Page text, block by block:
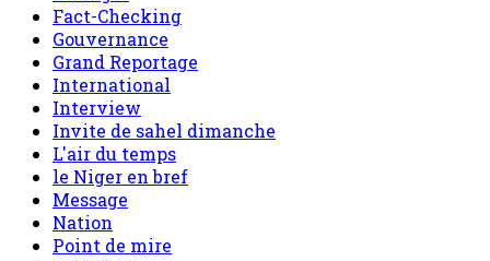
Fact-Checking
Gouvernance
Grand Reportage
International
Interview
Invite de sahel dimanche
L'air du temps
le Niger en bref
Message
Nation
Point de mire